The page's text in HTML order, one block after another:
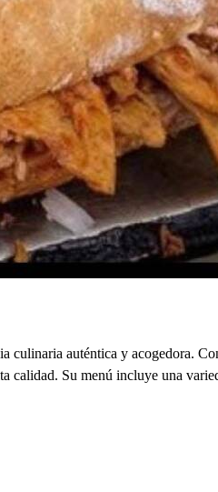
culinaria auténtica y acogedora.
Su menú incluye una